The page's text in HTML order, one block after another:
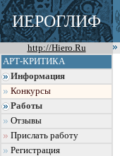
ИЕРОГЛИФ
http://Hiero.Ru
АРТ-КРИТИКА
Информация
Конкурсы
Работы
Отзывы
Прислать работу
Регистрация